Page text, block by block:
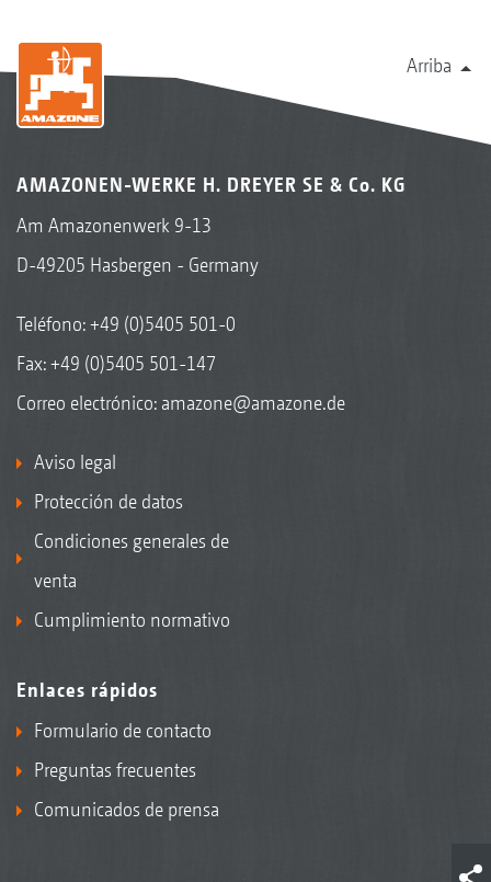
Arriba
AMAZONEN-WERKE H. DREYER SE & Co. KG
Am Amazonenwerk 9-13
D-49205 Hasbergen - Germany
Teléfono:+49 (0)5405 501-0
Fax: +49 (0)5405 501-147
Correo electrónico: amazone@amazone.de
Aviso legal
Protección de datos
Condiciones generales de
venta
Cumplimiento normativo
Enlaces rápidos
Formulario de contacto
Preguntas frecuentes
Comunicados de prensa